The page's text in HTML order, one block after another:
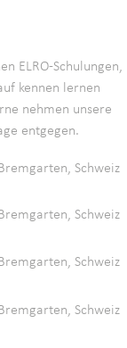
ELRO-Schulungen,
kennen lernen
nehmen unsere
entgegen.
Schweiz
Schweiz
Schweiz
Schweiz